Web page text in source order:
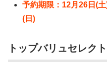
予約期限：12月26日(
(日)
トップバリュセレク